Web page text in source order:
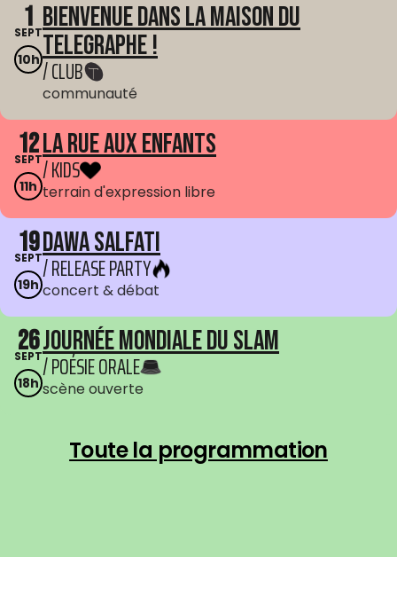
1
SEPT
10h
Bienvenue dans La Maison du
Telegraphe !
/ CLUB
communauté
12
SEPT
11h
La Rue aux enfants
/ KIDS
terrain d'expression libre
19
SEPT
19h
Dawa Salfati
/ RELEASE PARTY
concert & débat
26
SEPT
18h
Journée mondiale du Slam
/ POÉSIE ORALE
scène ouverte
Toute la programmation